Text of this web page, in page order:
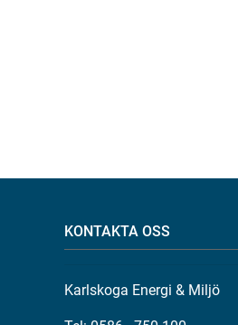
KONTAKTA OSS
Karlskoga Energi & Miljö